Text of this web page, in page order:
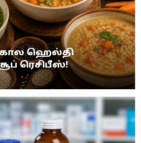
ஹெல்தி
ரெசிபீஸ்!